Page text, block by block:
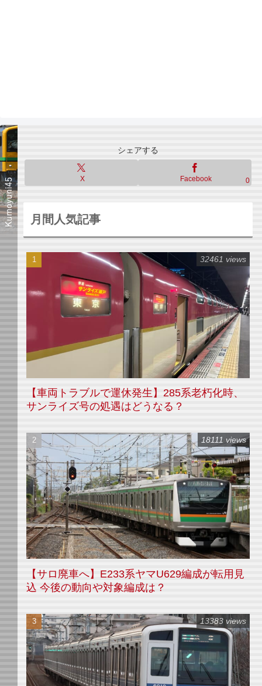
シェアする
X Facebook 0
月間人気記事
【車両トラブルで運休発生】285系老朽化時、
サンライズ号の処遇はどうなる？
32461 views
【サロ廃車へ】E233系ヤマU629編成が転用見
込 今後の動向や対象編成は？
18111 views
13383 views